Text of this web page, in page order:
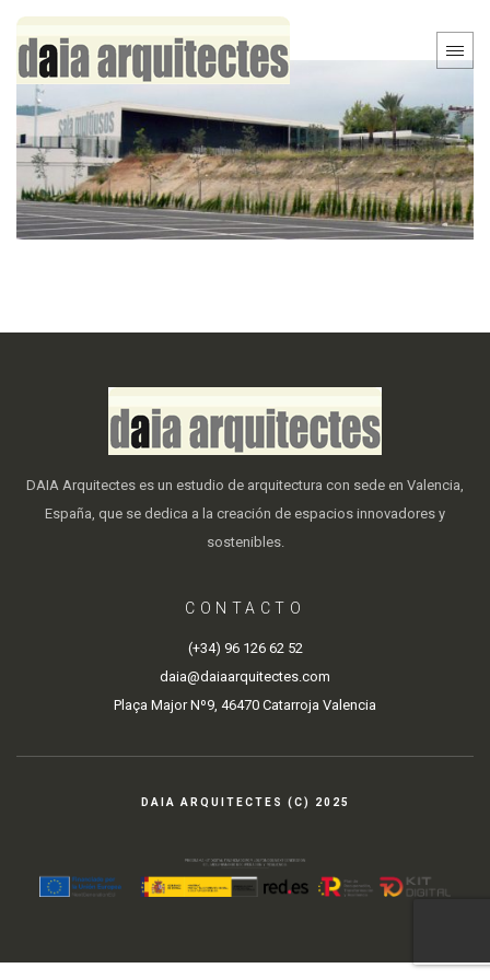
DAIA Arquitectes es un estudio de arquitectura con sede en Valencia,
España, que se dedica a la creación de espacios innovadores y
sostenibles.
CONTACTO
(+34) 96 126 62 52
daia@daiaarquitectes.com
Plaça Major Nº9, 46470 Catarroja Valencia
DAIA ARQUITECTES (C) 2025